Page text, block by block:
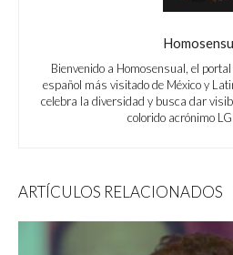
Bienvenido a Homosensual, el
español más visitado de México y
celebra la diversidad y busca dar
colorido acrónimo
ARTÍCULOS RELACIONADOS